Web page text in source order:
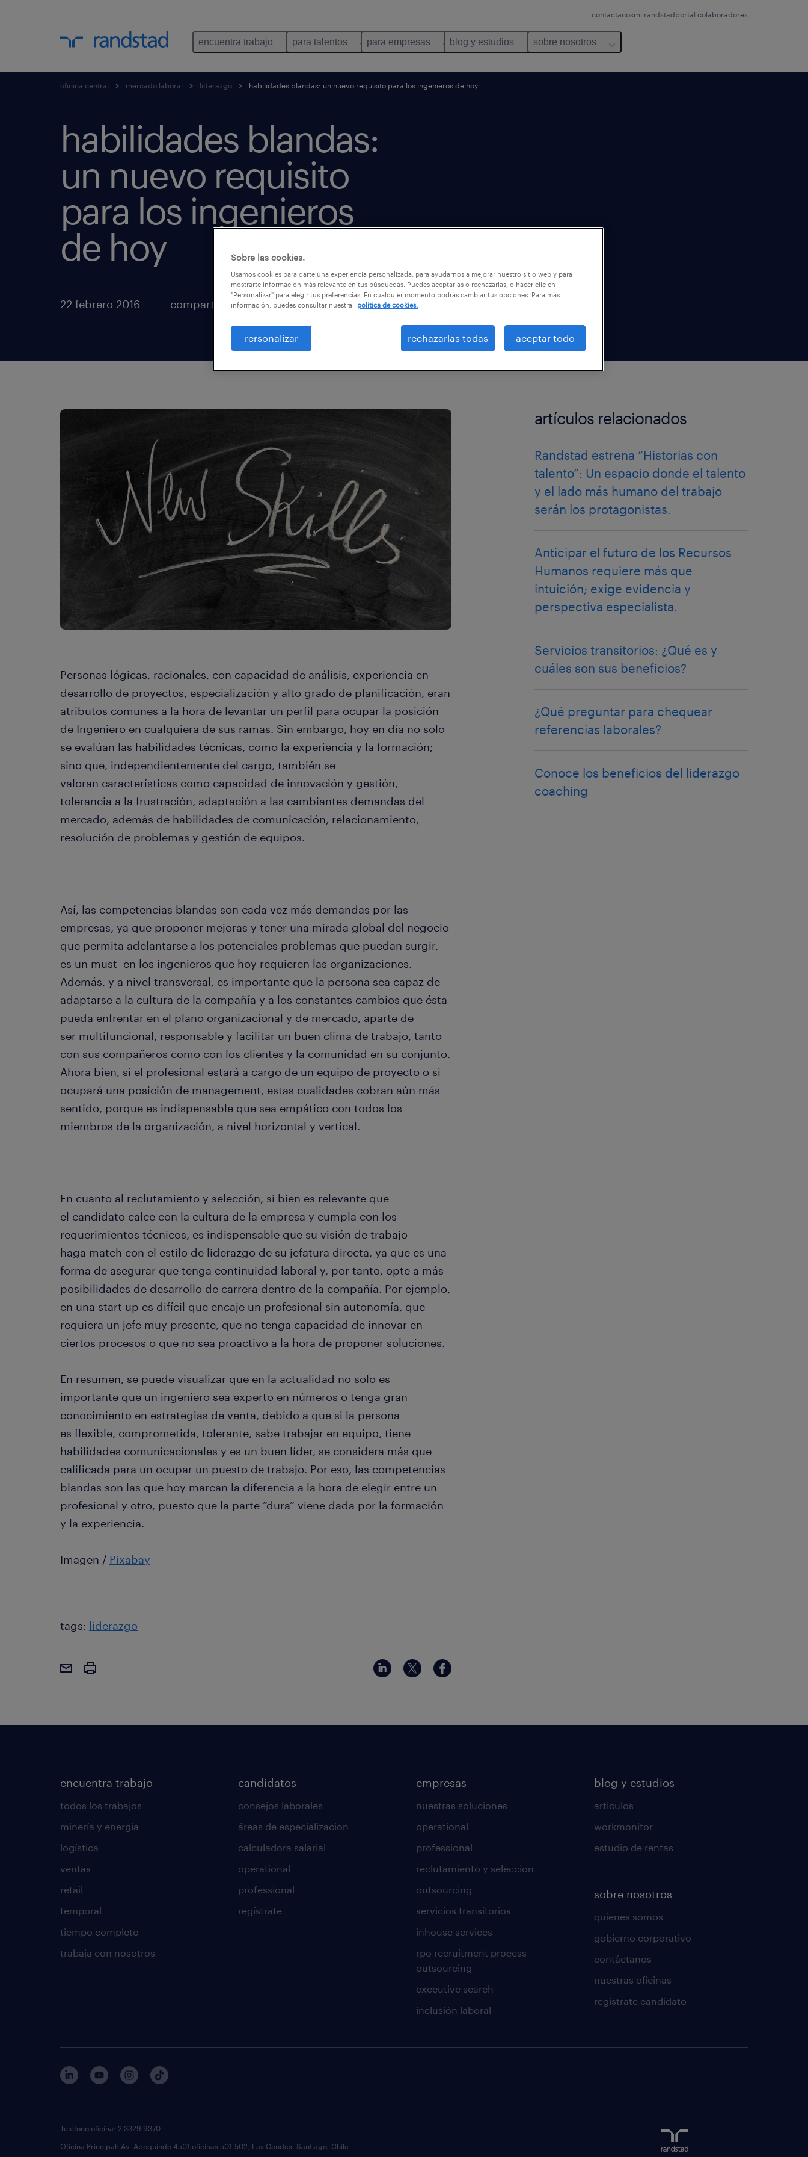
contactanosmi randstadportal colaboradores
encuentra trabajo para talentos para empresas blog y estudios sobre nosotros
oficina central mercado laboral liderazgo habilidades blandas: un nuevo requisito para los ingenieros de hoy
habilidades blandas:
un nuevo requisito
para los ingenieros
de hoy
22 febrero 2016 compartir artículos
Personas lógicas, racionales, con capacidad de análisis, experiencia en
desarrollo de proyectos, especialización y alto grado de planificación, eran
atributos comunes a la hora de levantar un perfil para ocupar la posición
de Ingeniero en cualquiera de sus ramas. Sin embargo, hoy en día no solo
se evalúan las habilidades técnicas, como la experiencia y la formación;
sino que, independientemente del cargo, también se
valoran características como capacidad de innovación y gestión,
tolerancia a la frustración, adaptación a las cambiantes demandas del
mercado, además de habilidades de comunicación, relacionamiento,
resolución de problemas y gestión de equipos.
Así, las competencias blandas son cada vez más demandas por las
empresas, ya que proponer mejoras y tener una mirada global del negocio
que permita adelantarse a los potenciales problemas que puedan surgir,
es un must en los ingenieros que hoy requieren las organizaciones.
Además, y a nivel transversal, es importante que la persona sea capaz de
adaptarse a la cultura de la compañía y a los constantes cambios que ésta
pueda enfrentar en el plano organizacional y de mercado, aparte de
ser multifuncional, responsable y facilitar un buen clima de trabajo, tanto
con sus compañeros como con los clientes y la comunidad en su conjunto.
Ahora bien, si el profesional estará a cargo de un equipo de proyecto o si
ocupará una posición de management, estas cualidades cobran aún más
sentido, porque es indispensable que sea empático con todos los
miembros de la organización, a nivel horizontal y vertical.
En cuanto al reclutamiento y selección, si bien es relevante que
el candidato calce con la cultura de la empresa y cumpla con los
requerimientos técnicos, es indispensable que su visión de trabajo
haga match con el estilo de liderazgo de su jefatura directa, ya que es una
forma de asegurar que tenga continuidad laboral y, por tanto, opte a más
posibilidades de desarrollo de carrera dentro de la compañía. Por ejemplo,
en una start up es difícil que encaje un profesional sin autonomía, que
requiera un jefe muy presente, que no tenga capacidad de innovar en
ciertos procesos o que no sea proactivo a la hora de proponer soluciones.
En resumen, se puede visualizar que en la actualidad no solo es
importante que un ingeniero sea experto en números o tenga gran
conocimiento en estrategias de venta, debido a que si la persona
es flexible, comprometida, tolerante, sabe trabajar en equipo, tiene
habilidades comunicacionales y es un buen líder, se considera más que
calificada para un ocupar un puesto de trabajo. Por eso, las competencias
blandas son las que hoy marcan la diferencia a la hora de elegir entre un
profesional y otro, puesto que la parte ”dura” viene dada por la formación
y la experiencia.
Imagen / Pixabay
tags: liderazgo
artículos relacionados
Randstad estrena “Historias con
talento”: Un espacio donde el talento
y el lado más humano del trabajo
serán los protagonistas.
Anticipar el futuro de los Recursos
Humanos requiere más que
intuición; exige evidencia y
perspectiva especialista.
Servicios transitorios: ¿Qué es y
cuáles son sus beneficios?
¿Qué preguntar para chequear
referencias laborales?
Conoce los beneficios del liderazgo
coaching
encuentra trabajo
todos los trabajos
minería y energía
logística
ventas
retail
temporal
tiempo completo
trabaja con nosotros
candidatos
consejos laborales
áreas de especializacion
calculadora salarial
operational
professional
regístrate
empresas
nuestras soluciones
operational
professional
reclutamiento y seleccion
outsourcing
servicios transitorios
inhouse services
rpo recruitment process
outsourcing
executive search
inclusión laboral
blog y estudios
articulos
workmonitor
estudio de rentas
sobre nosotros
quienes somos
gobierno corporativo
contáctanos
nuestras oficinas
regístrate candidato
Teléfono oficina: 2 3329 9370
Oficina Principal: Av. Apoquindo 4501 oficinas 501-502, Las Condes, Santiago, Chile.
Sobre las cookies.
Usamos cookies para darte una experiencia personalizada, para ayudarnos a mejorar nuestro sitio web y para
mostrarte información más relevante en tus búsquedas. Puedes aceptarlas o rechazarlas, o hacer clic en
"Personalizar" para elegir tus preferencias. En cualquier momento podrás cambiar tus opciones. Para más
información, puedes consultar nuestra
política de cookies.
rersonalizar rechazarlas todas aceptar todo